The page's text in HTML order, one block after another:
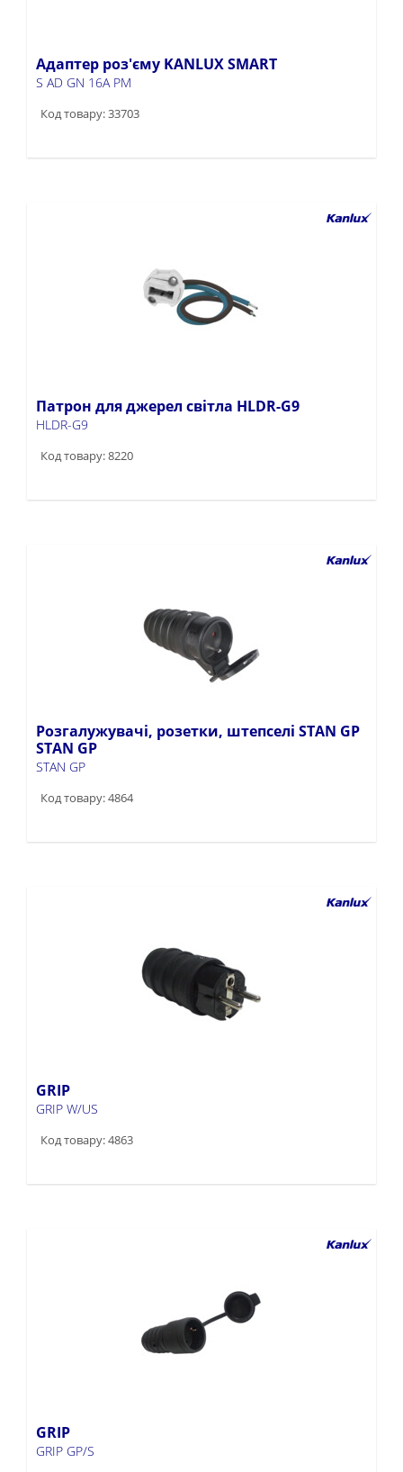
Адаптер роз'єму KANLUX SMART
S AD GN 16A PM
Код товару: 33703
Патрон для джерел світла HLDR-G9
HLDR-G9
Код товару: 8220
Розгалужувачі, розетки, штепселі STAN GP
STAN GP
STAN GP
Код товару: 4864
GRIP
GRIP W/US
Код товару: 4863
GRIP
GRIP GP/S